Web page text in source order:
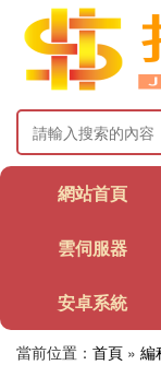
網站首頁
雲伺服器
安卓系統
當前位置： 首頁 » 編